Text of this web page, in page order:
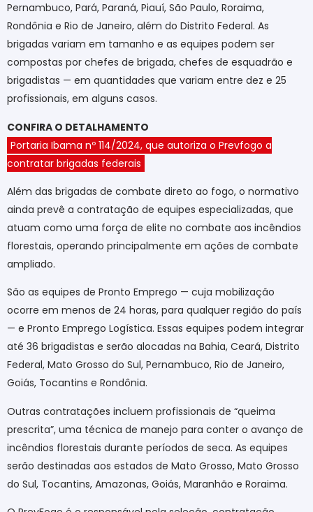
Pernambuco, Pará, Paraná, Piauí, São Paulo, Roraima,
Rondônia e Rio de Janeiro, além do Distrito Federal. As
brigadas variam em tamanho e as equipes podem ser
compostas por chefes de brigada, chefes de esquadrão e
brigadistas — em quantidades que variam entre dez e 25
profissionais, em alguns casos.
CONFIRA O DETALHAMENTO
Portaria Ibama nº 114/2024, que autoriza o Prevfogo a
contratar brigadas federais
Além das brigadas de combate direto ao fogo, o normativo
ainda prevê a contratação de equipes especializadas, que
atuam como uma força de elite no combate aos incêndios
florestais, operando principalmente em ações de combate
ampliado.
São as equipes de Pronto Emprego — cuja mobilização
ocorre em menos de 24 horas, para qualquer região do país
— e Pronto Emprego Logística. Essas equipes podem integrar
até 36 brigadistas e serão alocadas na Bahia, Ceará, Distrito
Federal, Mato Grosso do Sul, Pernambuco, Rio de Janeiro,
Goiás, Tocantins e Rondônia.
Outras contratações incluem profissionais de “queima
prescrita”, uma técnica de manejo para conter o avanço de
incêndios florestais durante períodos de seca. As equipes
serão destinadas aos estados de Mato Grosso, Mato Grosso
do Sul, Tocantins, Amazonas, Goiás, Maranhão e Roraima.